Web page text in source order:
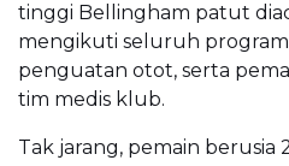
tinggi Bellingham patut
mengikuti seluruh program
penguatan otot, serta
tim medis klub.
Tak jarang, pemain berusia